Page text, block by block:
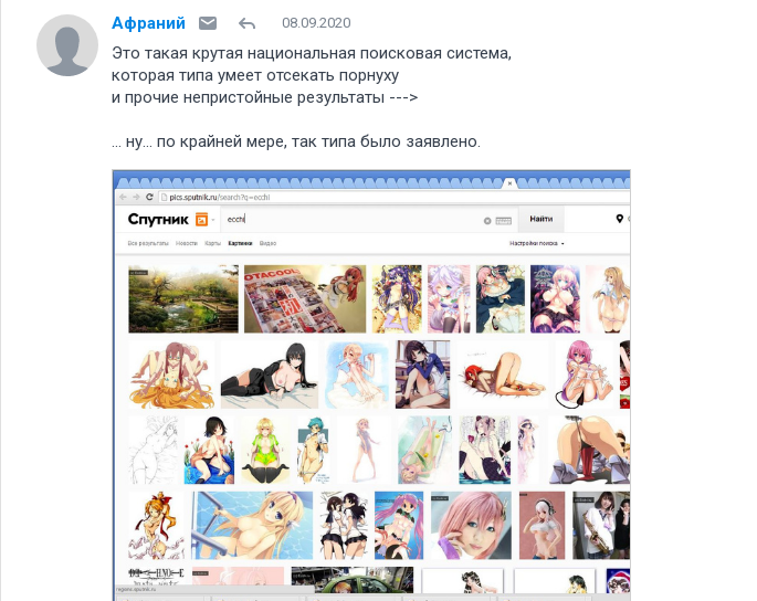
Афраний 08.09.2020
Это такая крутая национальная поисковая система,
которая типа умеет отсекать порнуху
и прочие непристойные результаты --->
... ну... по крайней мере, так типа было заявлено.